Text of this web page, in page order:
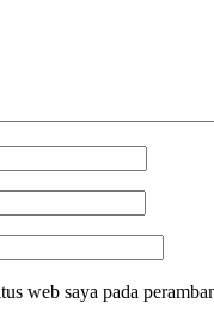
web saya pada